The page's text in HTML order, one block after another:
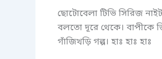
ছোটোবেলা টিভি সিরিজ
বলতো দূরে থেকে। বাপীকে
গাঁজিখড়ি গল্প। হাঃ হাঃ হাঃ